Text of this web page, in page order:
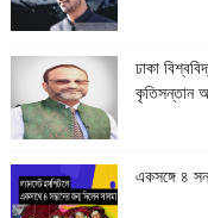
ঢাকা
কৃতিসন্তান
একসঙ্গে ৪